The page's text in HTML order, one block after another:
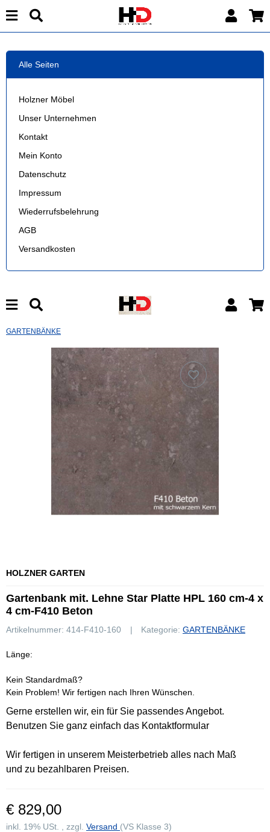
Alle Seiten
Holzner Möbel
Unser Unternehmen
Kontakt
Mein Konto
Datenschutz
Impressum
Wiederrufsbelehrung
AGB
Versandkosten
GARTENBÄNKE
HOLZNER GARTEN
Gartenbank mit. Lehne Star Platte HPL 160 cm-4 x
4 cm-F410 Beton
Artikelnummer: 414-F410-160 Kategorie: GARTENBÄNKE
Länge:
Kein Standardmaß?
Kein Problem! Wir fertigen nach Ihren Wünschen.
Gerne erstellen wir, ein für Sie passendes Angebot.
Benutzen Sie ganz einfach das Kontaktformular
Wir fertigen in unserem Meisterbetrieb alles nach Maß
und zu bezahlbaren Preisen.
€ 829,00
inkl. 19% USt. , zzgl. Versand (VS Klasse 3)